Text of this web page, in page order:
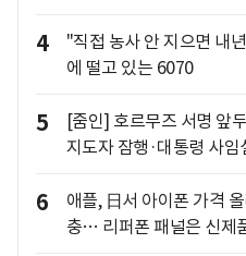
4
"직접 농사 안 지으면 내
에 떨고 있는 6070
5
[줌인] 호르무즈 서명 앞
지도자 잠행·대통령 사임
6
애플, 日서 아이폰 가격
충… 리퍼폰 패널은 신제